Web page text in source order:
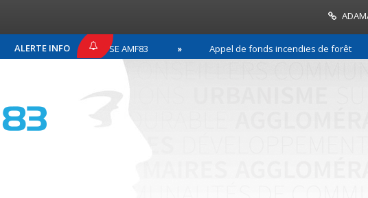
ALERTE INFO
COMMUNIQUÉ DE PRESSE AMF83 Appel de fonds incendies de forêt